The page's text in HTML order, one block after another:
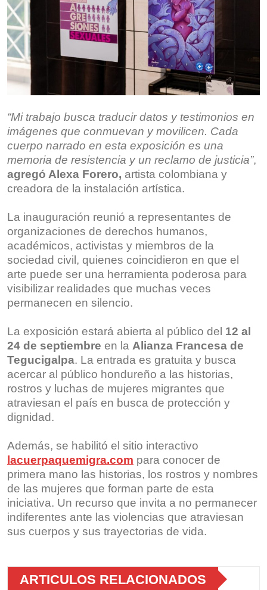
“Mi trabajo busca traducir datos y testimonios en
imágenes que conmuevan y movilicen. Cada
cuerpo narrado en esta exposición es una
memoria de resistencia y un reclamo de justicia”,
agregó Alexa Forero, artista colombiana y
creadora de la instalación artística.
La inauguración reunió a representantes de
organizaciones de derechos humanos,
académicos, activistas y miembros de la
sociedad civil, quienes coincidieron en que el
arte puede ser una herramienta poderosa para
visibilizar realidades que muchas veces
permanecen en silencio.
La exposición estará abierta al público del 12 al
24 de septiembre en la Alianza Francesa de
Tegucigalpa. La entrada es gratuita y busca
acercar al público hondureño a las historias,
rostros y luchas de mujeres migrantes que
atraviesan el país en busca de protección y
dignidad.
Además, se habilitó el sitio interactivo
lacuerpaquemigra.com para conocer de
primera mano las historias, los rostros y nombres
de las mujeres que forman parte de esta
iniciativa. Un recurso que invita a no permanecer
indiferentes ante las violencias que atraviesan
sus cuerpos y sus trayectorias de vida.
ARTICULOS RELACIONADOS